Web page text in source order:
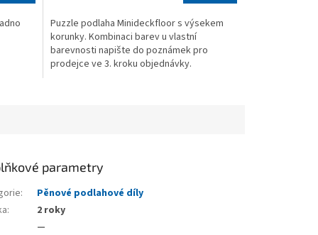
Puzzle podlaha Minideckfloor s výsekem
korunky. Kombinaci barev u vlastní
barevnosti napište do poznámek pro
prodejce ve 3. kroku objednávky.
parametry
:
Pěnové podlahové díly
:
2 roky
—